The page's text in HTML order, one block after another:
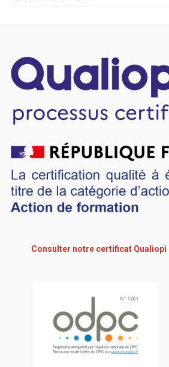
Consulter notre certificat Qualiopi